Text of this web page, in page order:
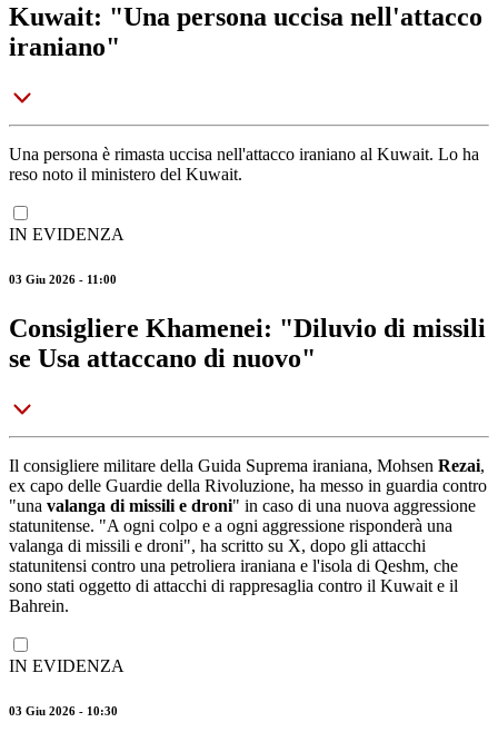
Kuwait: "Una persona uccisa nell'attacco
iraniano"
Una persona è rimasta uccisa nell'attacco iraniano al Kuwait. Lo ha
reso noto il ministero del Kuwait.
IN EVIDENZA
03 Giu 2026 - 11:00
Consigliere Khamenei: "Diluvio di missili
se Usa attaccano di nuovo"
Il consigliere militare della Guida Suprema iraniana, Mohsen Rezai,
ex capo delle Guardie della Rivoluzione, ha messo in guardia contro
"una valanga di missili e droni" in caso di una nuova aggressione
statunitense. "A ogni colpo e a ogni aggressione risponderà una
valanga di missili e droni", ha scritto su X, dopo gli attacchi
statunitensi contro una petroliera iraniana e l'isola di Qeshm, che
sono stati oggetto di attacchi di rappresaglia contro il Kuwait e il
Bahrein.
IN EVIDENZA
03 Giu 2026 - 10:30